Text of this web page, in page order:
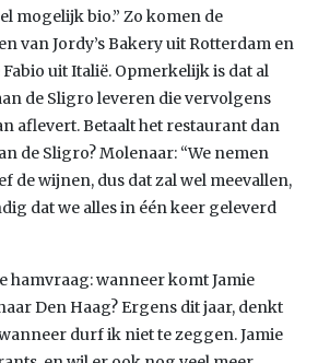
mogelijk bio.” Zo komen de
van Jordy’s Bakery uit Rotterdam en
uit Italië. Opmerkelijk is dat al
de Sligro leveren die vervolgens
aflevert. Betaalt het restaurant dan
de Sligro? Molenaar: “We nemen
de wijnen, dus dat zal wel meevallen,
dat we alles in één keer geleverd
hamvraag: wanneer komt Jamie
Den Haag? Ergens dit jaar, denkt
durf ik niet te zeggen. Jamie